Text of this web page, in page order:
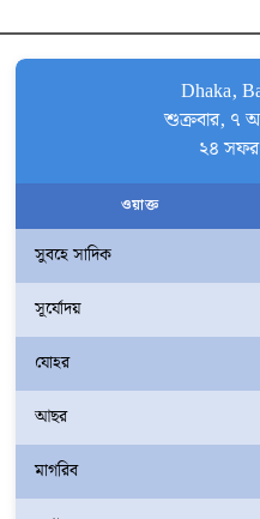
Dhaka,
শুক্রবার, ৭
২৪
ওয়াক্ত
সুবহে সাদিক
সূর্যোদয়
যোহর
আছর
মাগরিব